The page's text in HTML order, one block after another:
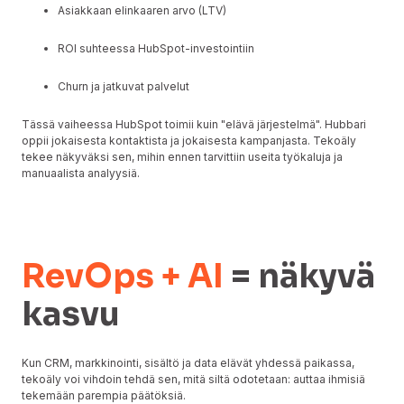
Asiakkaan elinkaaren arvo (LTV)
ROI suhteessa HubSpot-investointiin
Churn ja jatkuvat palvelut
Tässä vaiheessa HubSpot toimii kuin "elävä järjestelmä". Hubbari
oppii jokaisesta kontaktista ja jokaisesta kampanjasta. Tekoäly
tekee näkyväksi sen, mihin ennen tarvittiin useita työkaluja ja
manuaalista analyysiä.
RevOps + AI = näkyvä
kasvu
Kun CRM, markkinointi, sisältö ja data elävät yhdessä paikassa,
tekoäly voi vihdoin tehdä sen, mitä siltä odotetaan: auttaa ihmisiä
tekemään parempia päätöksiä.